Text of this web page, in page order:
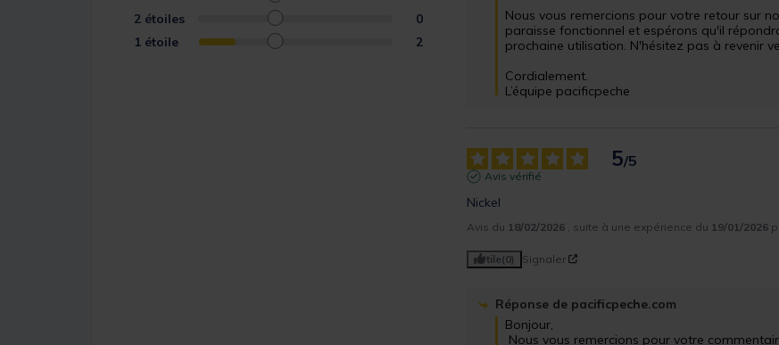
2 étoiles
0
1 étoile 2
Nous vous remercions pour votre retour sur
paraisse fonctionnel et espérons qu'il
prochaine utilisation. N'hésitez pas à revenir
Cordialement.
L’équipe pacificpeche
5/5
Avis vérifié
Nickel
Avis du 18/02/2026 , suite à une expérience du 19/01/2026
Utile(0) Signaler
Réponse de pacificpeche.com
Bonjour,